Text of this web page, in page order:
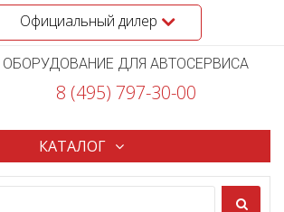
Официальный дилер
ОБОРУДОВАНИЕ ДЛЯ АВТОСЕРВИСА
8 (495) 797-30-00
КАТАЛОГ